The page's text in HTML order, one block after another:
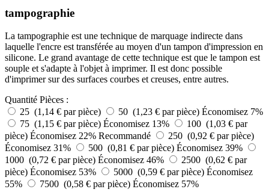
tampographie
La tampographie est une technique de marquage indirecte dans
laquelle l'encre est transférée au moyen d'un tampon d'impression en
silicone. Le grand avantage de cette technique est que le tampon est
souple et s'adapte à l'objet à imprimer. Il est donc possible
d'imprimer sur des surfaces courbes et creuses, entre autres.
Quantité Pièces :
25 (1,14 € par pièce)
50 (1,23 € par pièce) Économisez 7%
75 (1,15 € par pièce) Économisez 13%
100 (1,03 € par
pièce) Économisez 22% Recommandé
250 (0,92 € par pièce)
Économisez 31%
500 (0,81 € par pièce) Économisez 39%
1000 (0,72 € par pièce) Économisez 46%
2500 (0,62 € par
pièce) Économisez 53% 5000 (0,59 € par pièce) Économisez
55%
7500 (0,58 € par pièce) Économisez 57%